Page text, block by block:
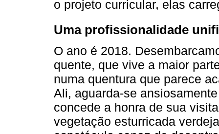
o projeto curricular, elas
Uma profissionalidade
O ano é 2018.
quente, que vive a maior
numa quentura que parece
Ali, aguarda-se
concede a honra de sua
vegetação esturricada